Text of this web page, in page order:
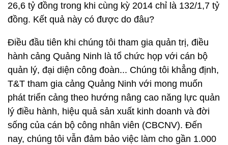
26,6 tỷ đồng trong khi cùng kỳ 2014 chỉ là 132/1,7 tỷ
đồng. Kết quả này có được do đâu?
Điều đầu tiên khi chúng tôi tham gia quản trị, điều
hành cảng Quảng Ninh là tổ chức họp với cán bộ
quản lý, đại diện công đoàn... Chúng tôi khẳng định,
T&T tham gia cảng Quảng Ninh với mong muốn
phát triển cảng theo hướng nâng cao năng lực quản
lý điều hành, hiệu quả sản xuất kinh doanh và đời
sống của cán bộ công nhân viên (CBCNV). Đến
nay, chúng tôi vẫn đảm bảo việc làm cho gần 1.000